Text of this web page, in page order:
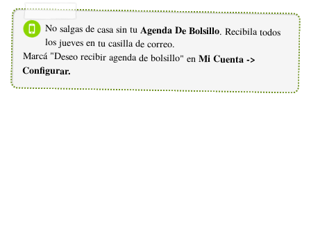
No salgas de casa sin tu Agenda De Bolsillo. Recibila todos
los jueves en tu casilla de correo.
Marcá "Deseo recibir agenda de bolsillo" en Mi Cuenta ->
Configurar.